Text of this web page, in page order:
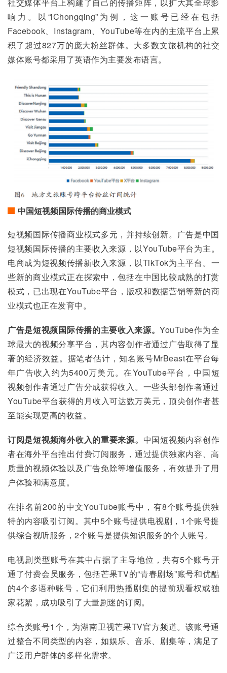
响力。以“iChongqing”为例，这一账号已经在包括
Facebook、Instagram、YouTube等在内的主流平台上累
积了超过827万的庞大粉丝群体。大多数文旅机构的社交
媒体账号都采用了英语作为主要发布语言。
中国短视频国际传播的商业模式
短视频国际传播商业模式多元，并持续创新。广告是中国
短视频国际传播的主要收入来源，以YouTube平台为主。
电商成为短视频传播新收入来源，以TikTok为主平台。一
些新的商业模式正在探索中，包括在中国比较成熟的打赏
模式，已出现在YouTube平台，版权和数据营销等新的商
业模式也正在发育中。
广告是短视频国际传播的主要收入来源。YouTube作为全
球最大的视频分享平台，其内容创作者通过广告取得了显
著的经济效益。据笔者估计，知名账号MrBeast在平台每
年广告收入约为5400万美元。在YouTube平台，中国短
视频创作者通过广告分成获得收入。一些头部创作者通过
YouTube平台获得的月收入可达数万美元，顶尖创作者甚
至能实现更高的收益。
订阅是短视频海外收入的重要来源。 中国短视频内容创作
者在海外平台推出付费订阅服务，通过提供独家内容、高
质量的视频体验以及广告免除等增值服务，有效提升了用
户体验和满意度。
在排名前200的中文YouTube账号中，有8个账号提供独
特的内容吸引订阅。其中5个账号提供电视剧，1个账号提
供综合视听服务，2个账号是提供知识服务的个人账号。
电视剧类型账号在其中占据了主导地位，共有5个账号开
通了付费会员服务，包括芒果TV的“青春剧场”账号和优酷
的4个多语种账号，它们利用热播剧集的提前观看权或独
家花絮，成功吸引了大量剧迷的订阅。
综合类账号1个，为湖南卫视芒果TV官方频道。该账号通
过整合不同类型的内容，如娱乐、音乐、剧集等，满足了
广泛用户群体的多样化需求。